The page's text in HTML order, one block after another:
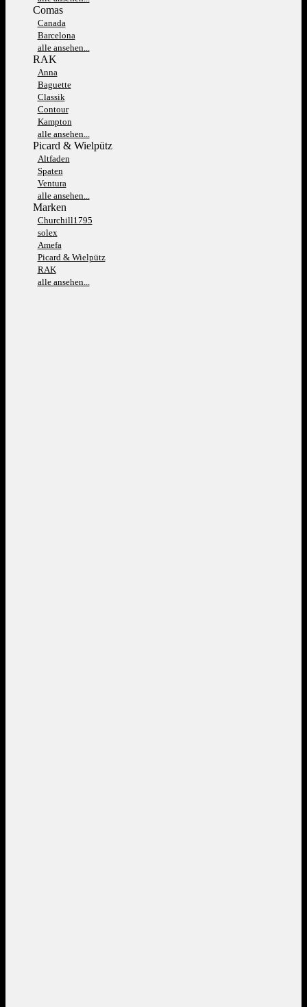
Comas
Canada
Barcelona
alle ansehen...
RAK
Anna
Baguette
Classik
Contour
Kampton
alle ansehen...
Picard & Wielpütz
Altfaden
Spaten
Ventura
alle ansehen...
Marken
Churchill1795
solex
Amefa
Picard & Wielpütz
RAK
alle ansehen...